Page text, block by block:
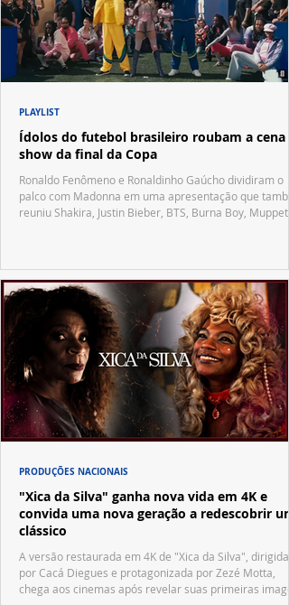
Ídolos do futebol brasileiro roubam a cena
show da final da Copa
Ronaldo Fenômeno e Ronaldinho Gaúcho dividiram o
palco com Madonna em uma apresentação que
reuniu Shakira, Justin Bieber, BTS, Burna Boy, Muppets,
PLAYLIST
"Xica da Silva" ganha nova vida em 4K e
convida uma nova geração a redescobrir um
clássico
A versão restaurada em 4K de "Xica da Silva", dirigida
por Cacá Diegues e protagonizada por Zezé Motta,
chega aos cinemas após revelar suas primeiras
PRODUÇÕES NACIONAIS